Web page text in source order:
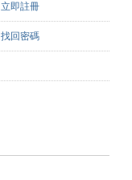
立即註冊
找回密碼